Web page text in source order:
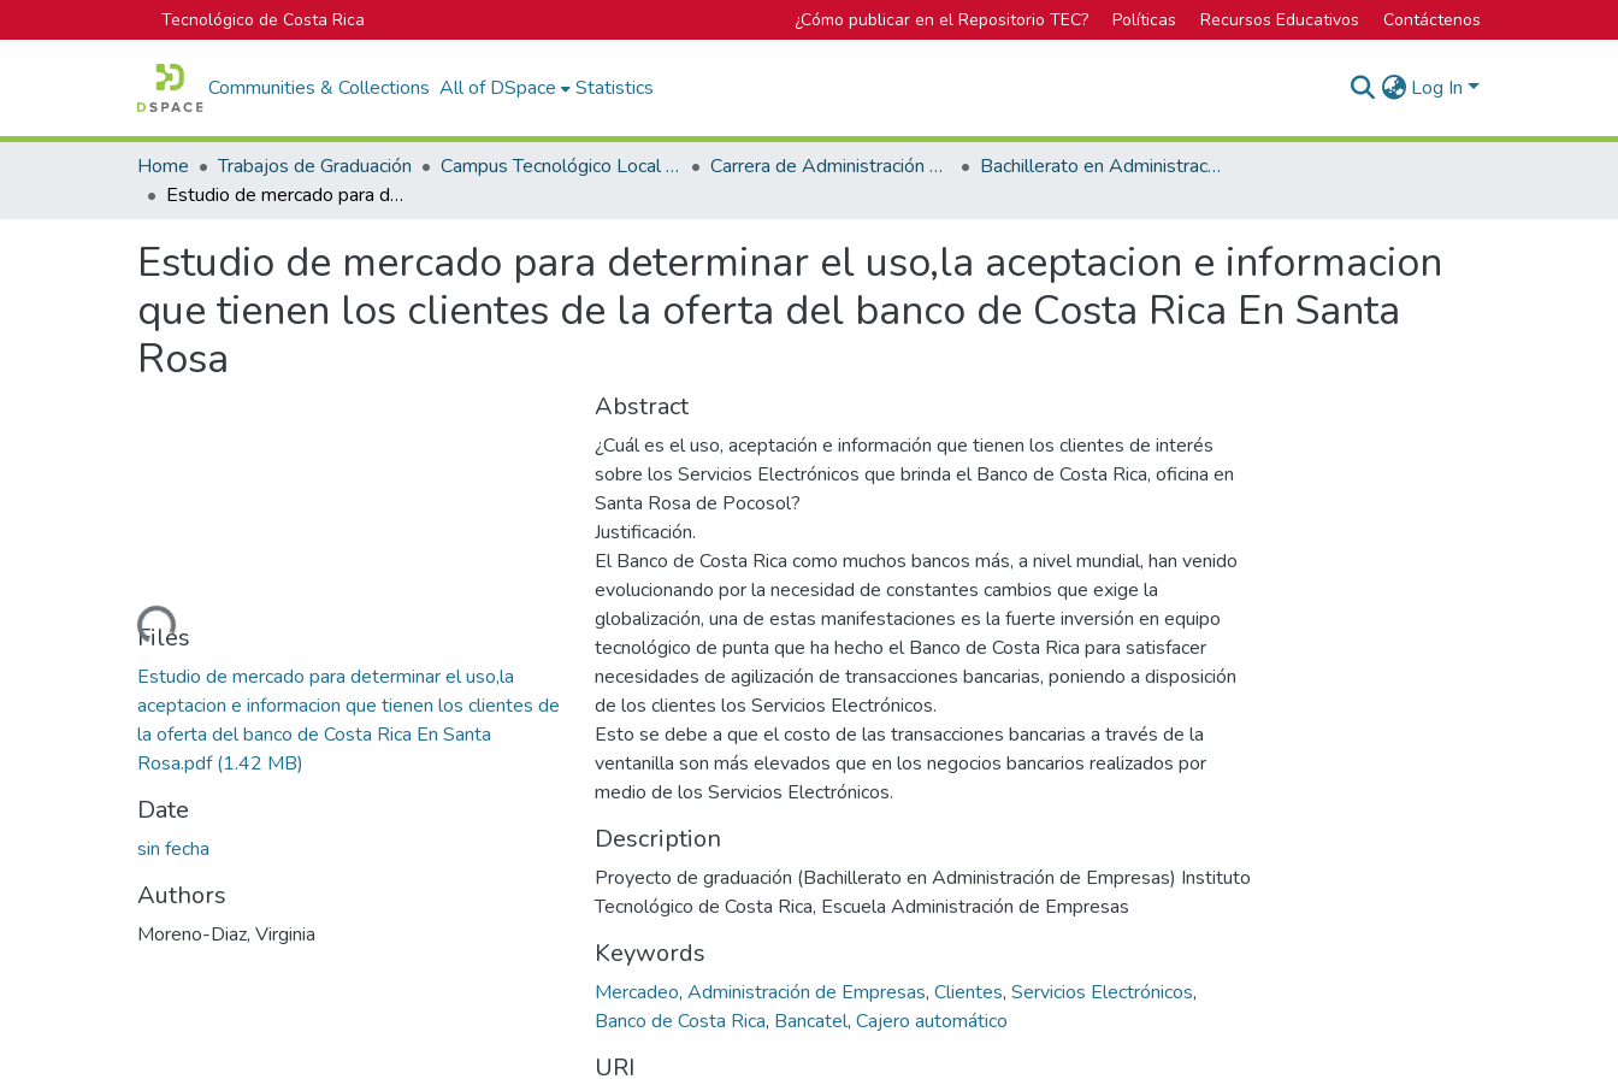
Tecnológico de Costa Rica ¿Cómo publicar en el Repositorio TEC? Políticas Recursos Educativos Contáctenos
Communities & Collections All of DSpace Statistics Log In
Home Trabajos de Graduación Campus Tecnológico Local San Carlos Carrera de Administración de Empresas
Bachillerato en Administración de Empresas
Estudio de mercado para determinar el uso,la aceptacion e informacion que tienen los clientes de la oferta del banco de Costa Rica En Santa Rosa
Estudio de mercado para determinar el uso,la aceptacion e informacion
que tienen los clientes de la oferta del banco de Costa Rica En Santa
Rosa
Loading...
Files
Estudio de mercado para determinar el uso,la
aceptacion e informacion que tienen los clientes de
la oferta del banco de Costa Rica En Santa
Rosa.pdf(1.42 MB)
Date
sin fecha
Authors
Moreno-Diaz, Virginia
Abstract
¿Cuál es el uso, aceptación e información que tienen los clientes de interés
sobre los Servicios Electrónicos que brinda el Banco de Costa Rica, oficina en
Santa Rosa de Pocosol?
Justificación.
El Banco de Costa Rica como muchos bancos más, a nivel mundial, han venido
evolucionando por la necesidad de constantes cambios que exige la
globalización, una de estas manifestaciones es la fuerte inversión en equipo
tecnológico de punta que ha hecho el Banco de Costa Rica para satisfacer
necesidades de agilización de transacciones bancarias, poniendo a disposición
de los clientes los Servicios Electrónicos.
Esto se debe a que el costo de las transacciones bancarias a través de la
ventanilla son más elevados que en los negocios bancarios realizados por
medio de los Servicios Electrónicos.
Description
Proyecto de graduación (Bachillerato en Administración de Empresas) Instituto
Tecnológico de Costa Rica, Escuela Administración de Empresas
Keywords
Mercadeo, Administración de Empresas, Clientes, Servicios Electrónicos,
Banco de Costa Rica, Bancatel, Cajero automático
URI